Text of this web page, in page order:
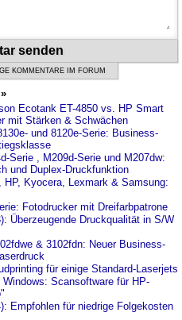
senden
KOMMENTARE IM FORUM
Ecotank ET-4850 vs. HP Smart
mit Stärken & Schwächen
und 8120e-Serie: Business-
Serie , M209d-Serie und M207dw:
und Duplex-Druckfunktion
Kyocera, Lexmark & Samsung:
Fotodrucker mit Dreifarbpatrone
Überzeugende Druckqualität in S/W
& 3102fdn: Neuer Business-
für einige Standard-Laserjets
Scansoftware für HP-
Empfohlen für niedrige Folgekosten